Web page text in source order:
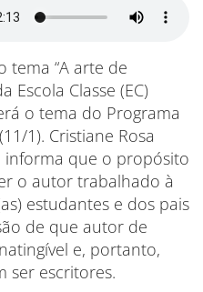
tema “A arte de
Escola Classe (EC)
o tema do Programa
1). Cristiane Rosa
informa que o propósito
o autor trabalhado à
estudantes e dos pais
de que autor de
e, portanto,
ser escritores.